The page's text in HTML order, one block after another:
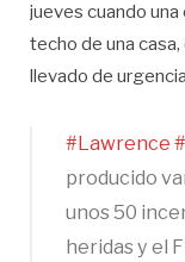
jueves cuando
techo de una
llevado de
#Lawrence
producido
unos 50
heridas y el